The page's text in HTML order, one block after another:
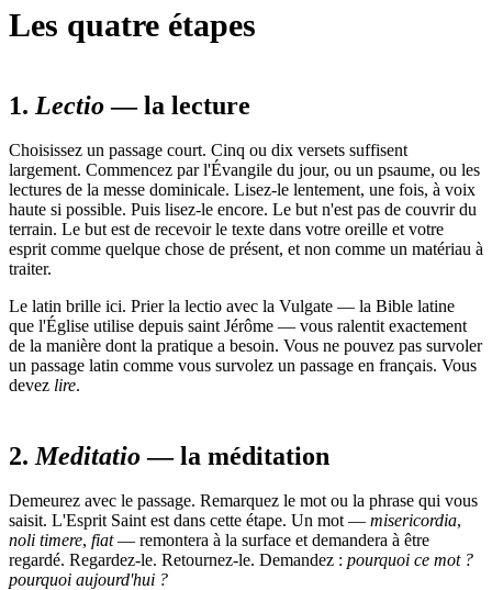
Les quatre étapes
1. Lectio— la lecture
Choisissez un passage court. Cinq ou dix versets suffisent
largement. Commencez par l'Évangile du jour, ou un psaume, ou les
lectures de la messe dominicale. Lisez-le lentement, une fois, à voix
haute si possible. Puis lisez-le encore. Le but n'est pas de couvrir du
terrain. Le but est de recevoir le texte dans votre oreille et votre
esprit comme quelque chose de présent, et non comme un matériau à
traiter.
Le latin brille ici. Prier la lectio avec la Vulgate — la Bible latine
que l'Église utilise depuis saint Jérôme — vous ralentit exactement
de la manière dont la pratique a besoin. Vous ne pouvez pas survoler
un passage latin comme vous survolez un passage en français. Vous
devez lire.
2. Meditatio— la méditation
Demeurez avec le passage. Remarquez le mot ou la phrase qui vous
saisit. L'Esprit Saint est dans cette étape. Un mot — misericordia,
noli timere, fiat— remontera à la surface et demandera à être
regardé. Regardez-le. Retournez-le. Demandez : pourquoi ce mot ?
pourquoi aujourd'hui ?